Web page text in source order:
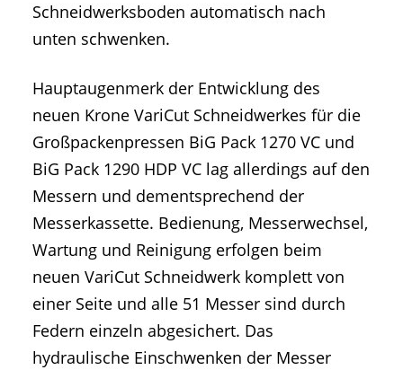
Schneidwerksboden automatisch nach
unten schwenken.
Hauptaugenmerk der Entwicklung des
neuen Krone VariCut Schneidwerkes für die
Großpackenpressen BiG Pack 1270 VC und
BiG Pack 1290 HDP VC lag allerdings auf den
Messern und dementsprechend der
Messerkassette. Bedienung, Messerwechsel,
Wartung und Reinigung erfolgen beim
neuen VariCut Schneidwerk komplett von
einer Seite und alle 51 Messer sind durch
Federn einzeln abgesichert. Das
hydraulische Einschwenken der Messer